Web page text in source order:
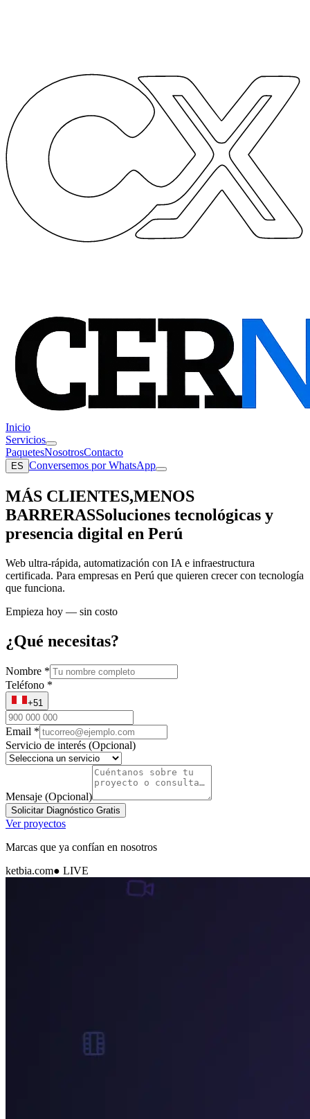
Inicio
Servicios
PaquetesNosotrosContacto
ES Conversemos por WhatsApp
MÁS CLIENTES,MENOS
BARRERASSoluciones tecnológicas y
presencia digital en Perú
Web ultra-rápida, automatización con IA e infraestructura
certificada. Para empresas en Perú que quieren crecer con tecnología
que funciona.
Empieza hoy — sin costo
¿Qué necesitas?
Nombre *
Teléfono *
+51
Email *
Servicio de interés (Opcional)
Mensaje (Opcional)
Solicitar Diagnóstico Gratis
Ver proyectos
Marcas que ya confían en nosotros
ketbia.com● LIVE